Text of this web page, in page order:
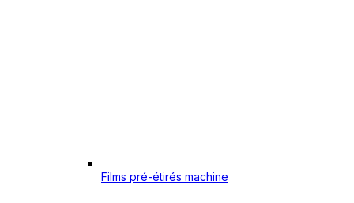
Films pré-étirés machine